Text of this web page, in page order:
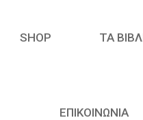
SHOP ΤΑ
ΕΠΙΚΟΙΝΩΝΙΑ